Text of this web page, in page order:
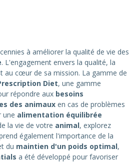
à améliorer la qualité de vie des
. L'engagement envers la qualité, la
au cœur de sa mission. La gamme de
Diet, une gamme
répondre aux besoins
des animaux en cas de problèmes
une alimentation équilibrée
la vie de votre animal, explorez
également l'importance de la
du maintien d'un poids optimal,
a été développé pour favoriser